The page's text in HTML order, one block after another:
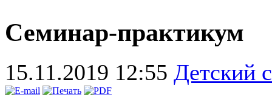
Семинар-практикум
15.11.2019 12:55 Детский